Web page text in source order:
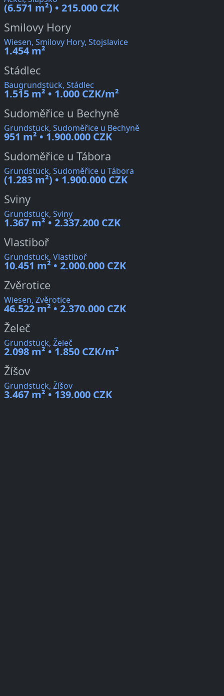
(6.571 m²) • 215.000 CZK
Smilovy Hory
Wiesen, Smilovy Hory, Stojslavice
1.454 m²
Stádlec
Baugrundstück, Stádlec
1.515 m² • 1.000 CZK/m²
Sudoměřice u Bechyně
Grundstück, Sudoměřice u Bechyně
951 m² • 1.900.000 CZK
Sudoměřice u Tábora
Grundstück, Sudoměřice u Tábora
(1.283 m²) • 1.900.000 CZK
Sviny
Grundstück, Sviny
1.367 m² • 2.337.200 CZK
Vlastiboř
Grundstück, Vlastiboř
10.451 m² • 2.000.000 CZK
Zvěrotice
Wiesen, Zvěrotice
46.522 m² • 2.370.000 CZK
Želeč
Grundstück, Želeč
2.098 m² • 1.850 CZK/m²
Žíšov
Grundstück, Žíšov
3.467 m² • 139.000 CZK